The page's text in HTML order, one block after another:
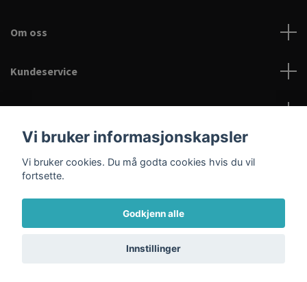
Om oss
Kundeservice
Les mer
© 2026 BADERAMA
Vi bruker informasjonskapsler
Vi bruker cookies. Du må godta cookies hvis du vil
fortsette.
Godkjenn alle
Innstillinger
Velkommen til Baderama.no